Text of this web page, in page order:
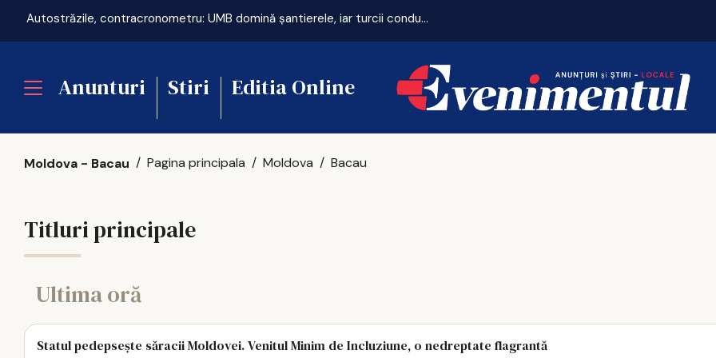
Autostrăzile, contracronometru: UMB domină șantierele, iar turcii conduc clasamentul pe loturi
Anunturi Stiri Editia Online
Moldova - Bacau Pagina principala Moldova Bacau
Titluri principale
Ultima oră
Statul pedepsește săracii Moldovei. Venitul Minim de Incluziune, o nedreptate flagrantă